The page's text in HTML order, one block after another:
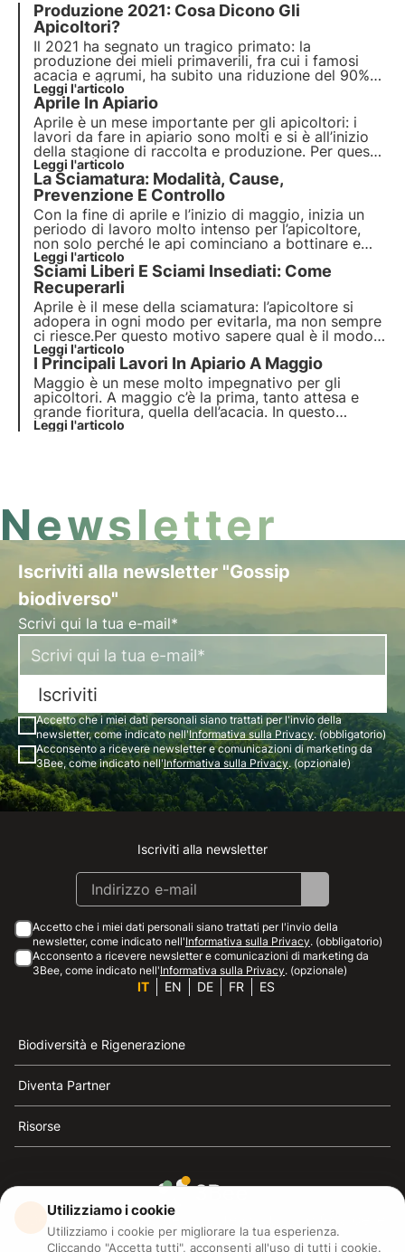
Produzione 2021: Cosa Dicono Gli
Apicoltori?
Il 2021 ha segnato un tragico primato: la
produzione dei mieli primaverili, fra cui i famosi
acacia e agrumi, ha subito una riduzione del 90%
rispetto alle medie degli scorsi anni. L’azzeramento
delle produzioni di miele primaverile ha obbligato
gli apicoltori a effettuare nutrizioni di emergenza.
Leggi l'articolo
Aprile In Apiario
Aprile è un mese importante per gli apicoltori: i
lavori da fare in apiario sono molti e si è all’inizio
della stagione di raccolta e produzione. Per questo
motivo è molto importante sapere quali sono gli
interventi che devono essere fatti per poter avere
delle famiglie nelle migliori condizioni.
Leggi l'articolo
La Sciamatura: Modalità, Cause,
Prevenzione E Controllo
Con la fine di aprile e l’inizio di maggio, inizia un
periodo di lavoro molto intenso per l’apicoltore,
non solo perché le api cominciano a bottinare e
produrre miele, ma anche perché, in questi primi
mesi primaverili, si verifica il famoso fenomeno
della sciamatura.
Leggi l'articolo
Sciami Liberi E Sciami Insediati: Come
Recuperarli
Aprile è il mese della sciamatura: l’apicoltore si
adopera in ogni modo per evitarla, ma non sempre
ci riesce.Per questo motivo sapere qual è il modo
migliore per recuperare uno “sciame fuggiasco”
diventa utilissimo per arginare i danni.
Leggi l'articolo
I Principali Lavori In Apiario A Maggio
Maggio è un mese molto impegnativo per gli
apicoltori. A maggio c’è la prima, tanto attesa e
grande fioritura, quella dell’acacia. In questo
periodo il pericolo della sciamatura è più che mai
Leggi l'articolo
Newsletter
Iscriviti alla newsletter "Gossip
biodiverso"
Scrivi qui la tua e-mail*
Iscriviti
Accetto che i miei dati personali siano trattati per l'invio della
newsletter, come indicato nell'Informativa sulla Privacy. (obbligatorio)
Acconsento a ricevere newsletter e comunicazioni di marketing da
3Bee, come indicato nell'Informativa sulla Privacy. (opzionale)
Instagram
Facebook
Linkedin
Youtube
Iscriviti alla newsletter
Accetto che i miei dati personali siano trattati per l'invio della
newsletter, come indicato nell'Informativa sulla Privacy. (obbligatorio)
Acconsento a ricevere newsletter e comunicazioni di marketing da
3Bee, come indicato nell'Informativa sulla Privacy. (opzionale)
IT EN DE FR ES
Biodiversità e Rigenerazione
Diventa Partner
Risorse
3Bee è il riferimento della sostenibilità, la difesa delle
api e della biodiversità
Utilizziamo i cookie
Utilizziamo i cookie per migliorare la tua esperienza.
Cliccando "Accetta tutti", acconsenti all'uso di tutti i cookie.